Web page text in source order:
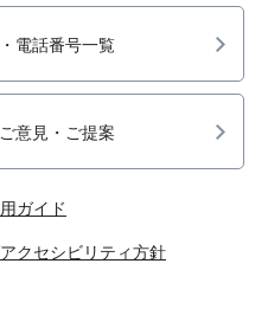
電話番号一覧
意見・ご提案
ガイド
クセシビリティ方針